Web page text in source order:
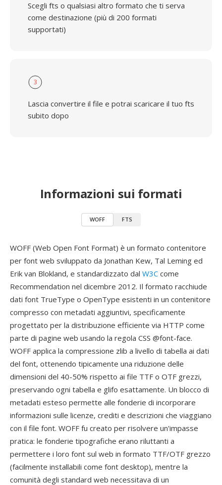
Scegli fts o qualsiasi altro formato che ti serva
come destinazione (più di 200 formati
supportati)
3
Lascia convertire il file e potrai scaricare il tuo fts
subito dopo
Informazioni sui formati
WOFF FTS
WOFF (Web Open Font Format) è un formato contenitore
per font web sviluppato da Jonathan Kew, Tal Leming ed
Erik van Blokland, e standardizzato dal W3C come
Recommendation nel dicembre 2012. Il formato racchiude
dati font TrueType o OpenType esistenti in un contenitore
compresso con metadati aggiuntivi, specificamente
progettato per la distribuzione efficiente via HTTP come
parte di pagine web usando la regola CSS @font-face.
WOFF applica la compressione zlib a livello di tabella ai dati
del font, ottenendo tipicamente una riduzione delle
dimensioni del 40-50% rispetto ai file TTF o OTF grezzi,
preservando ogni tabella e glifo esattamente. Un blocco di
metadati esteso permette alle fonderie di incorporare
informazioni sulle licenze, crediti e descrizioni che viaggiano
con il file font. WOFF fu creato per risolvere un'impasse
pratica: le fonderie tipografiche erano riluttanti a
permettere i loro font sul web in formato TTF/OTF grezzo
(facilmente installabili come font desktop), mentre la
comunità degli standard web necessitava di un